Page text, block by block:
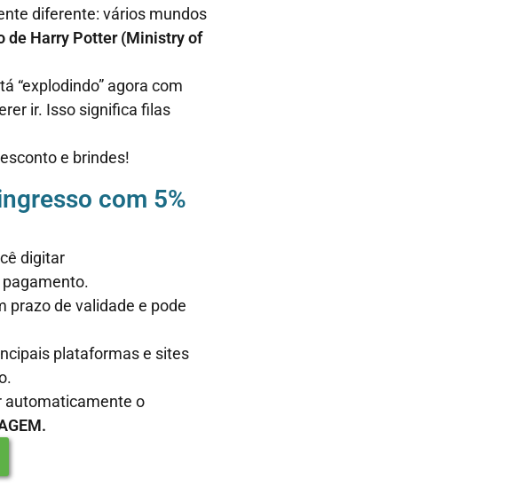
diferente: vários mundos
de Harry Potter (Ministry of
“explodindo” agora com
ir. Isso significa filas
e brindes!
com 5%
digitar
prazo de validade e pode
plataformas e sites
o